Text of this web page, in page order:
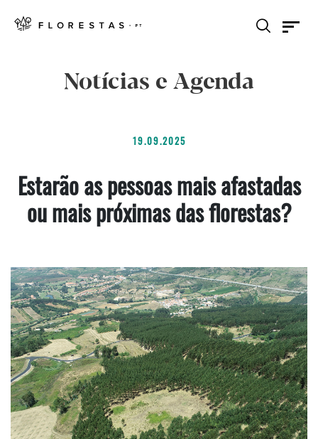
Notícias e Agenda
19.09.2025
Estarão as pessoas mais afastadas
ou mais próximas das florestas?